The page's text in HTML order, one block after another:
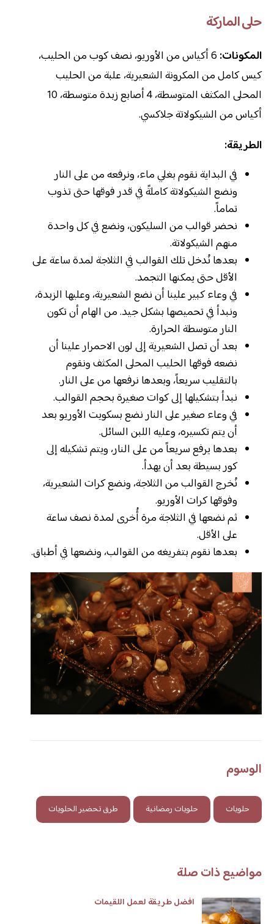
حلى الماركة
المكونات:
6 أكياس من الأوريو، نصف كوب من الحليب،
كيس كامل من المكرونة الشعيرية، علبة من الحليب
المحلى المكثف المتوسطة، 4 أصابع زبدة متوسطة، 10
أكياس من الشيكولاتة جلاكسي.
الطريقة:
في البداية نقوم بغلي ماء، ونرفعه من على النار
ونضع الشيكولاتة كاملةً في قدر فوقها حتى تذوب
تماماً.
نحضر قوالب من السليكون، ونضع في كل واحدة
منهم الشيكولاتة.
بعدها نُدخل تلك القوالب في الثلاجة لمدة ساعة على
الأقل حتى يمكنها التجمد.
في وعاء كبير علينا أن نضع الشعيرية، وعليها الزبدة،
ونبدأ في تحميصها بشكل جيد. من الهام أن تكون
النار متوسطة الحرارة.
بعد أن تصل الشعيرية إلى لون الاحمرار علينا أن
نضعه فوقها الحليب المحلى المكثف ونقوم
بالتقليب سريعاً، وبعدها نرفعها من على النار.
نبدأ بتشكيلها إلى كوات صغيرة بحجم القوالب.
في وعاء صغير على النار نضع بسكويت الأوريو بعد
أن يتم تكسيره، وعليه اللبن السائل.
بعدها يرفع سريعاً من على النار، ويتم تشكيله إلى
كور بسيطة بعد أن يهدأ.
نُخرج القوالب من الثلاجة، ونضع كرات الشعيرية،
وفوقها كرات الأوريو.
ثم نضعها في الثلاجة مرة أُخرى لمدة نصف ساعة
على الأقل.
بعدها نقوم بتفريغه من القوالب، ونضعها في أطباق.
الوسوم
حلويات حلويات رمضانية طرق تحضير الحلويات
مواضيع ذات صلة
افضل طريقة لعمل اللقيمات